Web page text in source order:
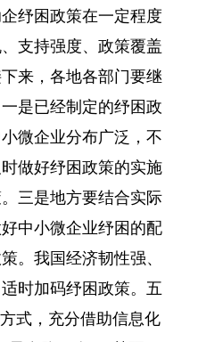
纾困政策在一定程度
支持强度、政策覆盖
来，各地各部门要继
是已经制定的纾困政
微企业分布广泛，不
做好纾困政策的实施
三是地方要结合实际
中小微企业纾困的配
。我国经济韧性强、
时加码纾困政策。五
式，充分借助信息化